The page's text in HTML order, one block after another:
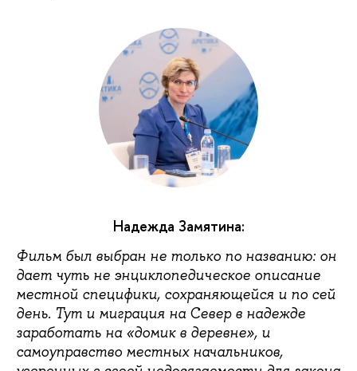
Надежда Замятина:
Фильм был выбран не только по названию: он
дает чуть не энциклопедическое описание
местной специфики, сохраняющейся и по сей
день. Тут и миграция на Север в надежде
заработать на «домик в деревне», и
самоуправство местных начальников,